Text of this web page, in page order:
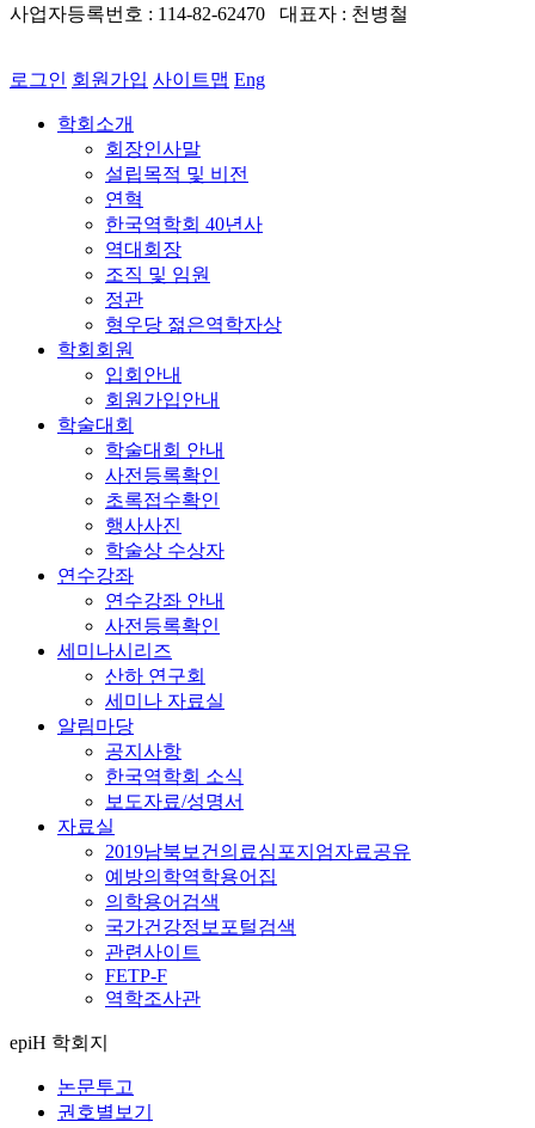
사업자등록번호 : 114-82-62470 대표자 : 천병철
로그인 회원가입 사이트맵 Eng
학회소개
회장인사말
설립목적 및 비전
연혁
한국역학회 40년사
역대회장
조직 및 임원
정관
형우당 젊은역학자상
학회회원
입회안내
회원가입안내
학술대회
학술대회 안내
사전등록확인
초록접수확인
행사사진
학술상 수상자
연수강좌
연수강좌 안내
사전등록확인
세미나시리즈
산하 연구회
세미나 자료실
알림마당
공지사항
한국역학회 소식
보도자료/성명서
자료실
2019남북보건의료심포지엄자료공유
예방의학역학용어집
의학용어검색
국가건강정보포털검색
관련사이트
FETP-F
역학조사관
epiH 학회지
논문투고
권호별보기